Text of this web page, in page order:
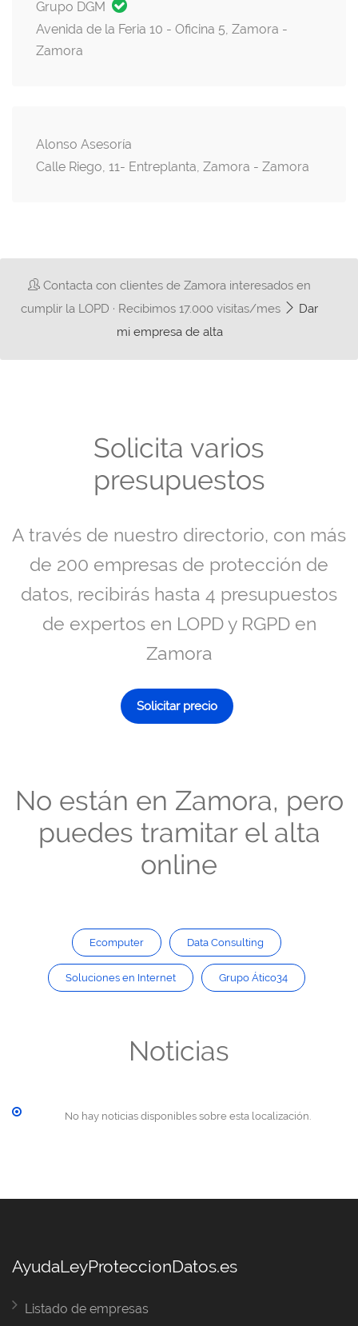
Grupo DGM
Avenida de la Feria 10 - Oficina 5, Zamora -
Zamora
Alonso Asesoría
Calle Riego, 11- Entreplanta, Zamora - Zamora
Contacta con clientes de Zamora interesados en
cumplir la LOPD · Recibimos 17.000 visitas/mes
Dar
mi empresa de alta
Solicita varios
presupuestos
A través de nuestro directorio, con más
de 200 empresas de protección de
datos, recibirás hasta 4 presupuestos
de expertos en LOPD y RGPD en
Zamora
Solicitar precio
No están en Zamora, pero
puedes tramitar el alta
online
Ecomputer Data Consulting
Soluciones en Internet Grupo Ático34
Noticias
No hay noticias disponibles sobre esta localización.
AyudaLeyProteccionDatos.es
Listado de empresas